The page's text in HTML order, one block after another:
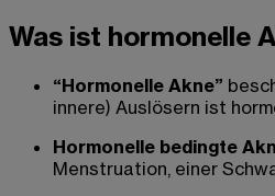
Was ist hormonelle
“Hormonelle Akne”
innere) Auslösern ist
Hormonelle bedingte
Menstruation, einer